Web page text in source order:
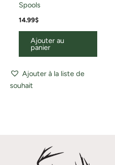
Spools
14.99$
Ajouter au
panier
Ajouter à la liste de
souhait